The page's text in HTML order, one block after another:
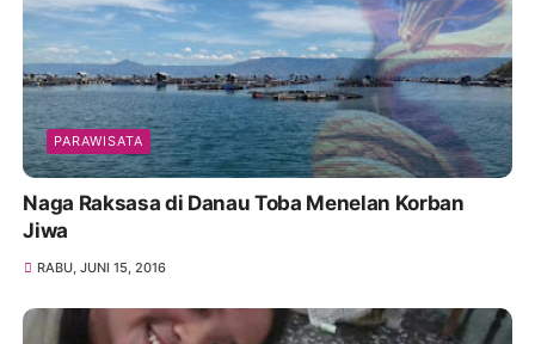
PARAWISATA
Naga Raksasa di Danau Toba Menelan Korban
Jiwa
RABU, JUNI 15, 2016